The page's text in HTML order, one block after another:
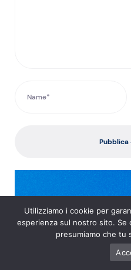
Pubblica
Utilizziamo i cookie per
esperienza sul nostro sito.
presumiamo che tu